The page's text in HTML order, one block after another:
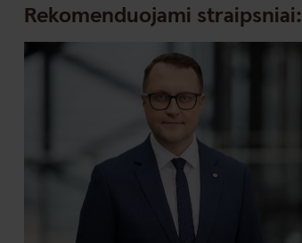
Rekomenduojami straipsniai: